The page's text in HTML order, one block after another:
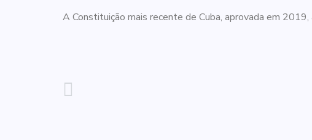
A Constituição mais recente de Cuba, aprovada em